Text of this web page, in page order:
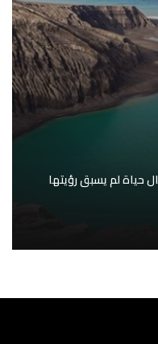
حياة لم يسبق رؤيتها